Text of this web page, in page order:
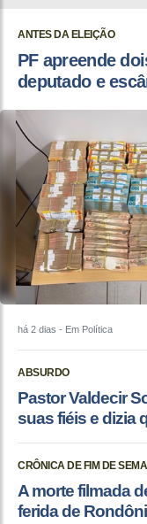
ANTES DA ELEIÇÃO
PF apreende
deputado e
há 2 dias - Em Política
ABSURDO
Pastor Valdecir
suas fiéis e dizia
CRÔNICA DE FIM DE
A morte filmada
ferida de